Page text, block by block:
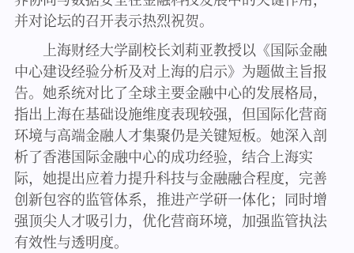
并对论坛的召开表示热烈祝贺。
上海财经大学副校长刘莉亚教授以《国际金融
中心建设经验分析及对上海的启示》为题做主旨报
告。她系统对比了全球主要金融中心的发展格局，
指出上海在基础设施维度表现较强，但国际化营商
环境与高端金融人才集聚仍是关键短板。她深入剖
析了香港国际金融中心的成功经验，结合上海实
际，她提出应着力提升科技与金融融合程度，完善
创新包容的监管体系，推进产学研一体化；同时增
强顶尖人才吸引力，优化营商环境，加强监管执法
有效性与透明度。